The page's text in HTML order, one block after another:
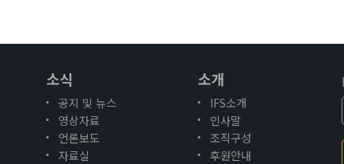
소식
공지 및 뉴스
영상자료
언론보도
자료실
소개
IFS소개
인사말
조직구성
후원안내